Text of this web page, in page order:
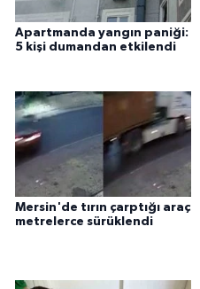
Apartmanda yangın paniği:
5 kişi dumandan etkilendi
Mersin'de tırın çarptığı araç
metrelerce sürüklendi